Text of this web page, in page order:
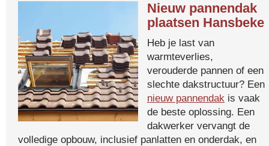
Nieuw pannendak
plaatsen Hansbeke
Heb je last van
warmteverlies,
verouderde pannen of een
slechte dakstructuur? Een
nieuw pannendak is vaak
de beste oplossing. Een
dakwerker vervangt de
volledige opbouw, inclusief panlatten en onderdak, en